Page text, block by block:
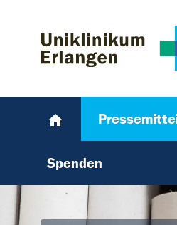
Spenden